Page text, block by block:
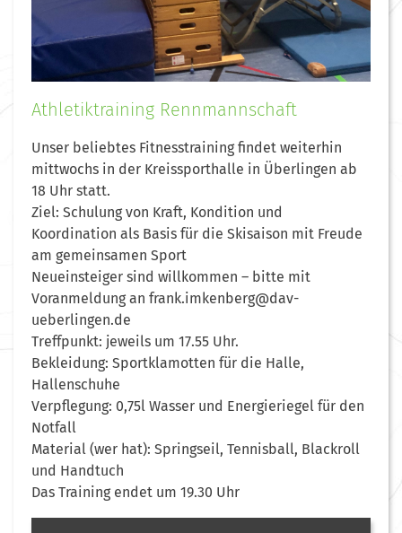
Athletiktraining Rennmannschaft
Unser beliebtes Fitnesstraining findet weiterhin
mittwochs in der Kreissporthalle in Überlingen ab
18 Uhr statt.
Ziel: Schulung von Kraft, Kondition und
Koordination als Basis für die Skisaison mit Freude
am gemeinsamen Sport
Neueinsteiger sind willkommen – bitte mit
Voranmeldung an frank.imkenberg@dav-
ueberlingen.de
Treffpunkt: jeweils um 17.55 Uhr.
Bekleidung: Sportklamotten für die Halle,
Hallenschuhe
Verpflegung: 0,75l Wasser und Energieriegel für den
Notfall
Material (wer hat): Springseil, Tennisball, Blackroll
und Handtuch
Das Training endet um 19.30 Uhr